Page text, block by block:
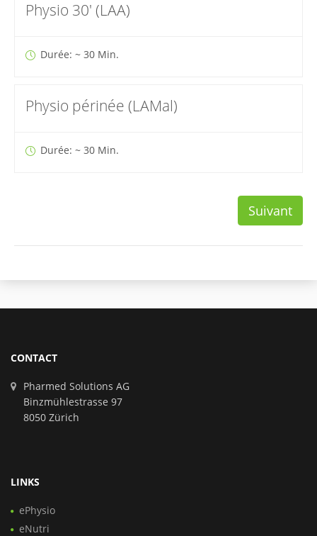
Physio 30' (LAA)
Durée: ~ 30 Min.
Physio périnée (LAMal)
Durée: ~ 30 Min.
Suivant
CONTACT
Pharmed Solutions AG
Binzmühlestrasse 97
8050 Zürich
LINKS
ePhysio
eNutri